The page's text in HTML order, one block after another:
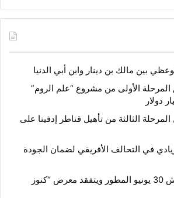
بين مالك بن دينار وابن أبي الدنيا
المرحلة الأولى من مشروع “علم الروم”
الثالثة من تأهيل قناطر إدفينا على
في التحالف الأفريقي لضمان الجودة
مدبولي يفتتح كورنيش 30 يونيو المطور ويتفقد معرض “كنوز